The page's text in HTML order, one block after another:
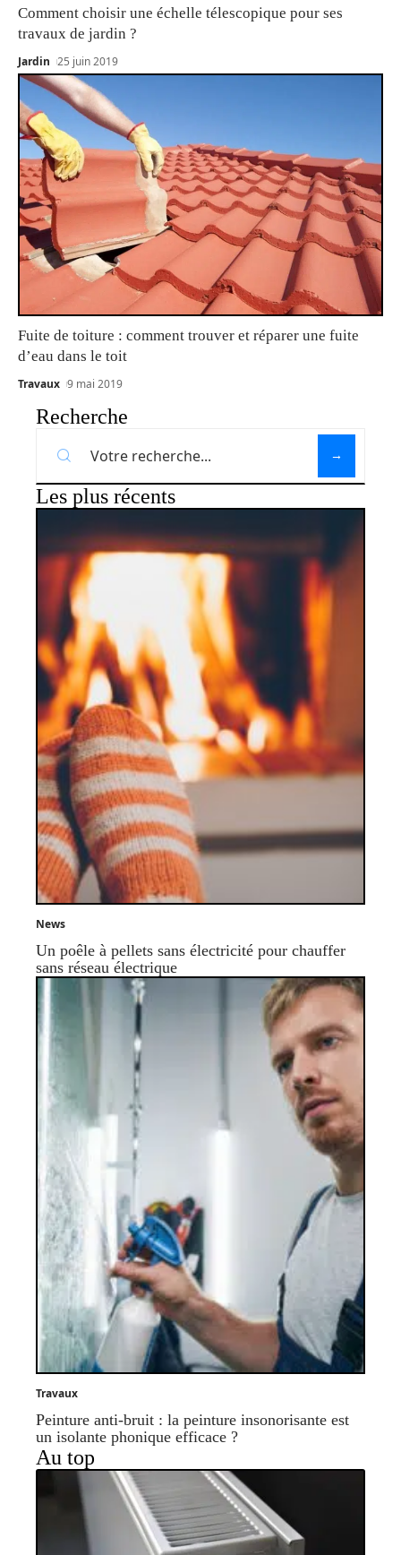
Comment choisir une échelle télescopique pour ses
travaux de jardin ?
Jardin 25 juin 2019
Fuite de toiture : comment trouver et réparer une fuite
d’eau dans le toit
Travaux 9 mai 2019
Recherche
Les plus récents
News
Un poêle à pellets sans électricité pour chauffer
sans réseau électrique
Travaux
Peinture anti-bruit : la peinture insonorisante est
un isolante phonique efficace ?
Au top